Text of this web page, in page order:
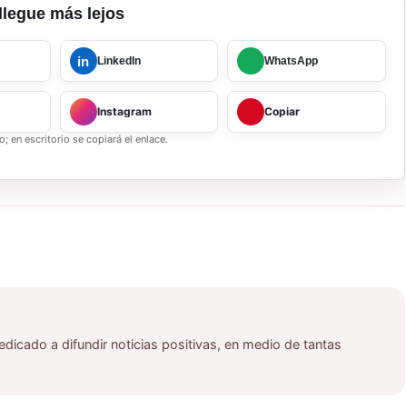
más lejos
in LinkedIn WhatsApp
Instagram Copiar
en escritorio se copiará el enlace.
a difundir noticias positivas, en medio de tantas